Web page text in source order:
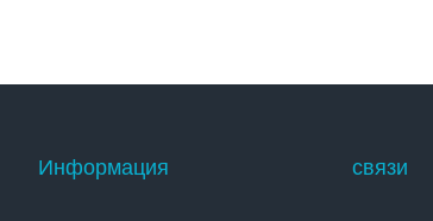
Информация связи